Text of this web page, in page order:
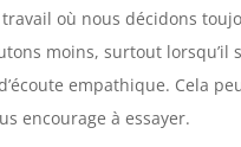
où nous décidons
moins, surtout lorsqu’il
empathique. Cela
encourage à essayer.